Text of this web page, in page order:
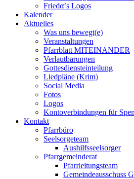
Friedα’s Logos
Kalender
Aktuelles
Was uns bewegt(e)
Veranstaltungen
Pfarrblatt MITEINANDER
Verlautbarungen
Gottesdiensteinteilung
Liedpläne (Krim)
Social Media
Fotos
Logos
Kontoverbindungen für
Kontakt
Pfarrbüro
Seelsorgeteam
Aushilfsseelsorger
Pfarrgemeinderat
Pfarrleitungsteam
Gemeindeausschuss